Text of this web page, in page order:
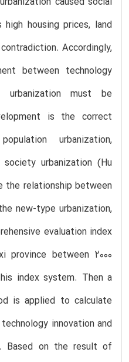
housing prices, land
Accordingly,
between technology
urbanization must be
is the correct
urbanization,
society urbanization (Hu
the relationship between
new-type urbanization,
evaluation index
province between 2000
index system. Then a
is applied to calculate
innovation and
Based on the result of